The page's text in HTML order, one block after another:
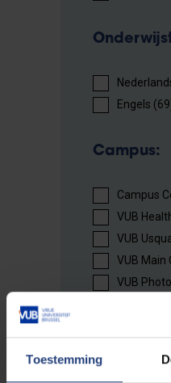
Toestemming
Engels
Campus:
Campus
VUB
VUB
VUB Main
VUB